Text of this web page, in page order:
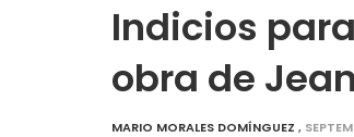
Indicios
obra de
MARIO MORALES DOMÍNGUEZ ,